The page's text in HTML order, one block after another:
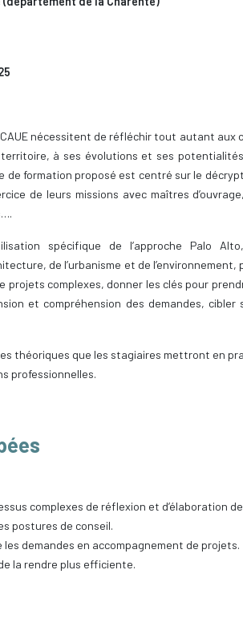
nécessitent de réfléchir tout autant aux
à ses évolutions et ses
formation proposé est centré sur le
de leurs missions avec maîtres
spécifique de l’approche Palo
de l’urbanisme et de
projets complexes, donner les clés pour
et compréhension des demandes,
théoriques que les stagiaires mettront en
professionnelles.
complexes de réflexion et d’élaboration
postures de conseil.
demandes en accompagnement de projets.
la rendre plus efficiente.